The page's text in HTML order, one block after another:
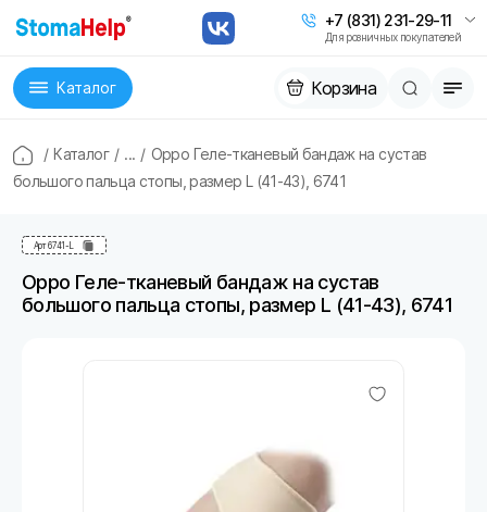
+7 (831) 231-29-11
Для розничных покупателей
Каталог Корзина
/ Каталог / ... / Oppo Геле-тканевый бандаж на сустав
большого пальца стопы, размер L (41-43), 6741
Арт6741-L
Oppo Геле-тканевый бандаж на сустав
большого пальца стопы, размер L (41-43), 6741